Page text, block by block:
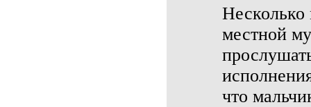
Несколько
местной
что